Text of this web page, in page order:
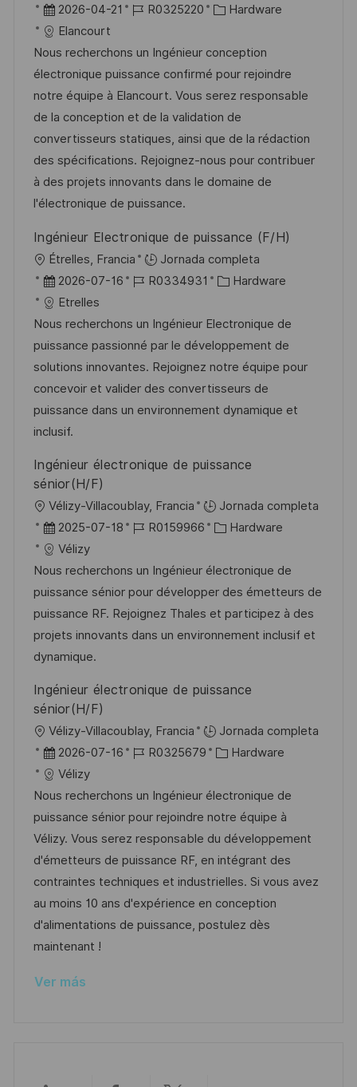
a
c
b
c
a
c
i
ó
n
F
e
c
h
a
d
e
p
u
b
i
c
a
c
i
ó
n
2026-04-21
I
d
e
e
m
p
l
e
o
R0325220
C
t
e
g
o
r
í
a
Hardware
Elancourt
Nous recherchons un Ingénieur conception
électronique puissance confirmé pour rejoindre
notre équipe à Elancourt. Vous serez responsable
de la conception et de la validation de
convertisseurs statiques, ainsi que de la rédaction
des spécifications. Rejoignez-nous pour contribuer
à des projets innovants dans le domaine de
l'électronique de puissance.
Ingénieur Electronique de puissance (F/H)
U
b
c
a
c
i
ó
n
Étrelles, Francia
Jornada completa
F
e
c
h
a
d
e
p
b
c
a
2026-07-16
I
d
e
e
m
p
o
R0334931
C
t
e
g
o
r
Hardware
Etrelles
Nous recherchons un Ingénieur Electronique de
puissance passionné par le développement de
solutions innovantes. Rejoignez notre équipe pour
concevoir et valider des convertisseurs de
puissance dans un environnement dynamique et
inclusif.
Ingénieur électronique de puissance
sénior(H/F)
U
b
c
a
c
i
ó
Vélizy-Villacoublay, Francia
Jornada completa
F
e
c
h
a
d
e
u
i
c
2025-07-18
I
d
e
e
m
e
R0159966
C
t
e
g
o
a
Hardware
Vélizy
Nous recherchons un Ingénieur électronique de
puissance sénior pour développer des émetteurs de
puissance RF. Rejoignez Thales et participez à des
projets innovants dans un environnement inclusif et
dynamique.
Ingénieur électronique de puissance
sénior(H/F)
U
b
c
a
c
i
ó
n
Vélizy-Villacoublay, Francia
Jornada completa
F
e
c
h
a
d
e
p
u
b
i
2026-07-16
I
d
e
e
m
p
l
e
R0325679
C
t
e
g
o
r
í
a
Hardware
Vélizy
Nous recherchons un Ingénieur électronique de
puissance sénior pour rejoindre notre équipe à
Vélizy. Vous serez responsable du développement
d'émetteurs de puissance RF, en intégrant des
contraintes techniques et industrielles. Si vous avez
au moins 10 ans d'expérience en conception
d'alimentations de puissance, postulez dès
maintenant !
Ver más